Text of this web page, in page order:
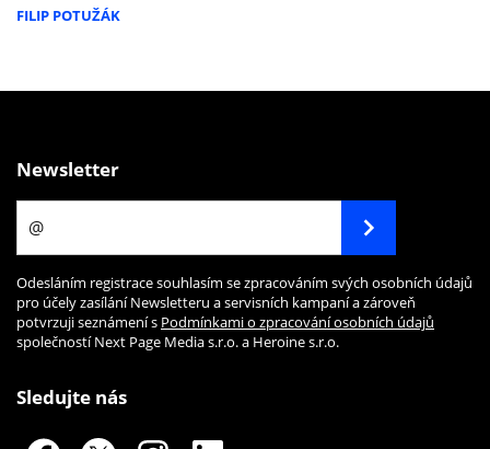
FILIP POTUŽÁK
Newsletter
Odesláním registrace souhlasím se zpracováním svých osobních údajů
pro účely zasílání Newsletteru a servisních kampaní a zároveň
potvrzuji seznámení s Podmínkami o zpracování osobních údajů
společností Next Page Media s.r.o. a Heroine s.r.o.
Sledujte nás